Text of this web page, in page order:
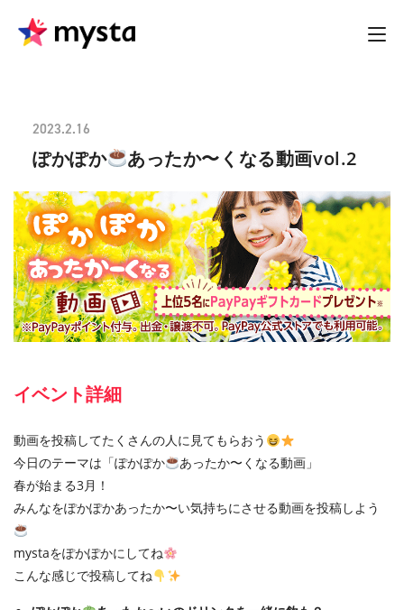
2023.2.16
ぽかぽか あったか〜くなる動画vol.2
イベント詳細
動画を投稿してたくさんの人に見てもらおう
今日のテーマは「ぽかぽか
あったか〜くなる動画」
春が始まる3月！
みんなをぽかぽかあったか〜い気持ちにさせる動画を投稿しよう
mystaをぽかぽかにしてね
こんな感じで投稿してね